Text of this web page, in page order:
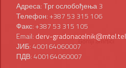
Адреса: Трг ослобођења 3
Телефон: +387 53 315 106
Факс: +387 53 315 105
Email: derv-gradonacelnik@mtel.tel
ЈИБ: 400164060007
ПДВ: 400164060007